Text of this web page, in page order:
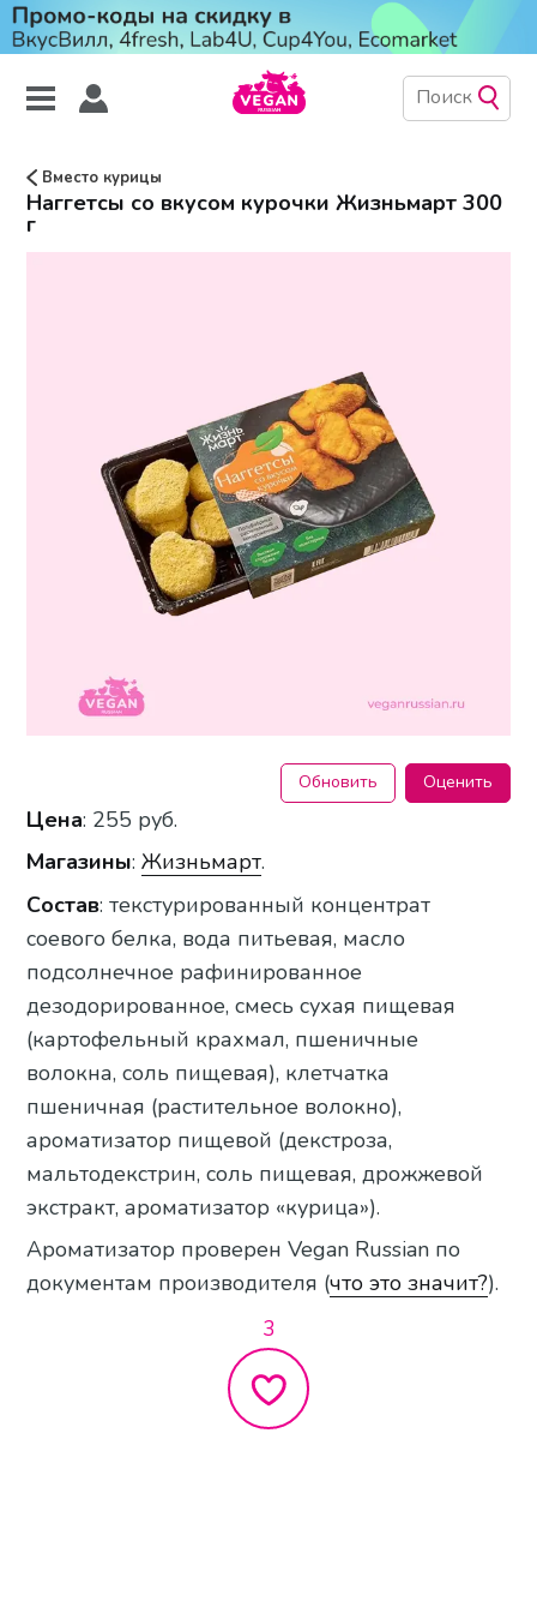
Вместо курицы
Наггетсы со вкусом курочки Жизньмарт 300
г
Обновить Оценить
Цена: 255 руб.
Магазины:Жизньмарт.
Состав: текстурированный концентрат
соевого белка, вода питьевая, масло
подсолнечное рафинированное
дезодорированное, смесь сухая пищевая
(картофельный крахмал, пшеничные
волокна, соль пищевая), клетчатка
пшеничная (растительное волокно),
ароматизатор пищевой (декстроза,
мальтодекстрин, соль пищевая, дрожжевой
экстракт, ароматизатор «курица»).
Ароматизатор проверен Vegan Russian по
документам производителя (что это значит?).
3